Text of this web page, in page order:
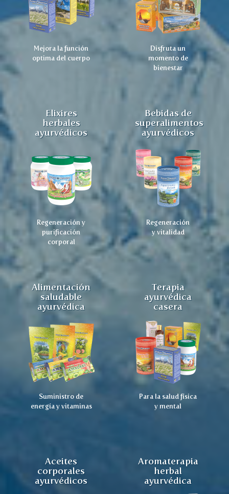
Mejora la función
optima del cuerpo
Disfruta un
momento de
bienestar
Elixires
herbales
ayurvédicos
Regeneración y
purificación
corporal
Bebidas de
superalimentos
ayurvédicos
Regeneración
y vitalidad
Alimentación
saludable
ayurvédica
Suministro de
energía y vitaminas
Terapia
ayurvédica
casera
Para la salud física
y mental
Aceites
corporales
ayurvédicos
Aromaterapia
herbal
ayurvédica